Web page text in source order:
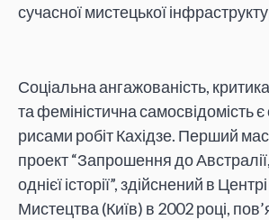
сучасної мистецької
Соціальна ангажованість,
та феміністична самосвідомість
рисами робіт Кахідзе. Перший
проект“Запрошення до
однієї історії”,здійснений в
Мистецтва (Київ) в 2002 році,